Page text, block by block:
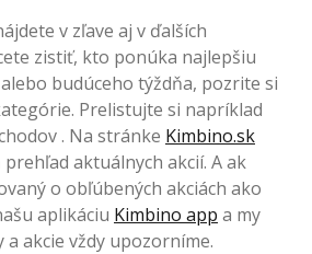
v zľave aj v ďalších
zistiť, kto ponúka najlepšiu
budúceho týždňa, pozrite si
Prelistujte si napríklad
. Na stránke Kimbino.sk
aktuálnych akcií. A ak
o obľúbených akciách ako
aplikáciu Kimbino app a my
a akcie vždy upozorníme.